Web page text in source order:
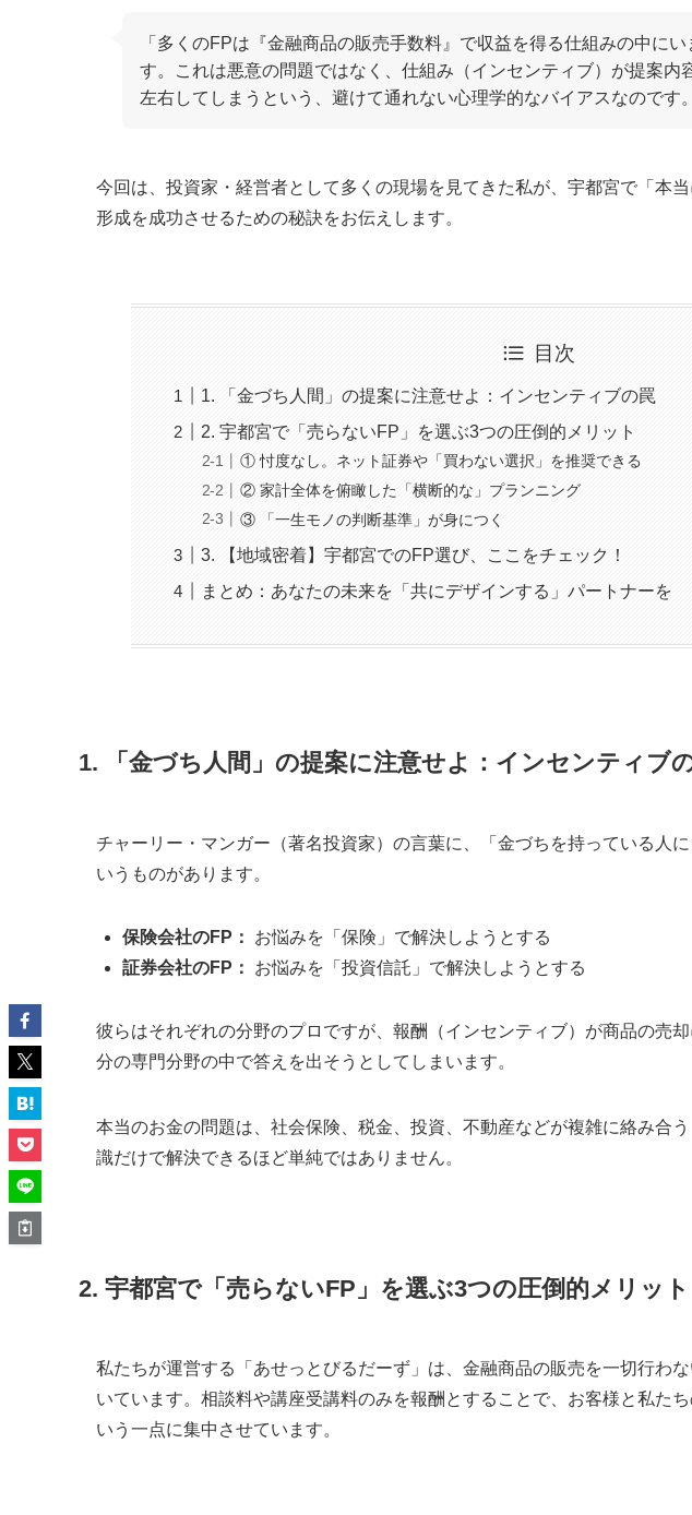
「多くのFPは『金融商品の販売手数料』で収益を得る仕組みの中にい
す。これは悪意の問題ではなく、仕組み（インセンティブ）が提案内
左右してしまうという、避けて通れない心理学的なバイアスなのです
今回は、投資家・経営者として多くの現場を見てきた私が、宇都宮で「本
形成を成功させるための秘訣をお伝えします。
目次
1. 「金づち人間」の提案に注意せよ：インセンティブの罠
2. 宇都宮で「売らないFP」を選ぶ3つの圧倒的メリット
① 忖度なし。ネット証券や「買わない選択」を推奨できる
② 家計全体を俯瞰した「横断的な」プランニング
③ 「一生モノの判断基準」が身につく
3. 【地域密着】宇都宮でのFP選び、ここをチェック！
まとめ：あなたの未来を「共にデザインする」パートナーを
1. 「金づち人間」の提案に注意せよ：インセンティブ
チャーリー・マンガー（著名投資家）の言葉に、「金づちを持っている人
いうものがあります。
保険会社のFP：
お悩みを「保険」で解決しようとする
証券会社のFP：
お悩みを「投資信託」で解決しようとする
彼らはそれぞれの分野のプロですが、報酬（インセンティブ）が商品の売
分の専門分野の中で答えを出そうとしてしまいます。
本当のお金の問題は、社会保険、税金、投資、不動産などが複雑に絡み合
識だけで解決できるほど単純ではありません。
2. 宇都宮で「売らないFP」を選ぶ3つの圧倒的メリット
私たちが運営する「あせっとびるだーず」は、金融商品の販売を一切行わ
いています。相談料や講座受講料のみを報酬とすることで、お客様と私た
いう一点に集中させています。